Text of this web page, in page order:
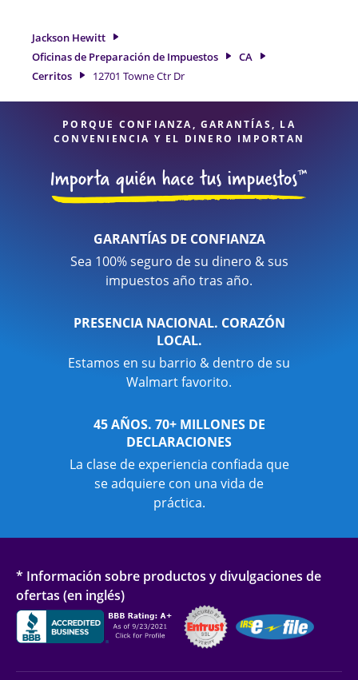
necesita servicios de preparación de impuestos en Cerritos,
CA, la ubicación de Jackson Hewitt en 12701 Towne Ctr Dr es
una opción excelente. Con nuestros expertos profesionales
de impuestos, atención al detalle y diversidad de servicios
Jackson Hewitt
Oficinas de Preparación de Impuestos
CA
Cerritos
12701 Towne Ctr Dr
PORQUE CONFIANZA, GARANTÍAS, LA
CONVENIENCIA Y EL DINERO IMPORTAN
GARANTÍAS DE CONFIANZA
Sea 100% seguro de su dinero & sus
impuestos año tras año.
PRESENCIA NACIONAL. CORAZÓN
LOCAL.
Estamos en su barrio & dentro de su
Walmart favorito.
45 AÑOS. 70+ MILLONES DE
DECLARACIONES
La clase de experiencia confiada que
se adquiere con una vida de
práctica.
* Información sobre productos y divulgaciones de
ofertas (en inglés)